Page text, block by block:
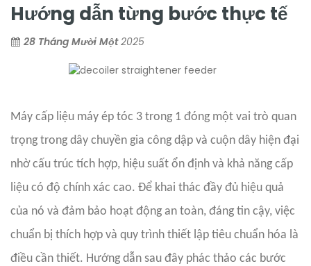
Hướng dẫn từng bước thực tế
28 Tháng Mười Một 2025
Máy cấp liệu máy ép tóc 3 trong 1 đóng một vai trò quan
trọng trong dây chuyền gia công dập và cuộn dây hiện đại
nhờ cấu trúc tích hợp, hiệu suất ổn định và khả năng cấp
liệu có độ chính xác cao. Để khai thác đầy đủ hiệu quả
của nó và đảm bảo hoạt động an toàn, đáng tin cậy, việc
chuẩn bị thích hợp và quy trình thiết lập tiêu chuẩn hóa là
điều cần thiết. Hướng dẫn sau đây phác thảo các bước